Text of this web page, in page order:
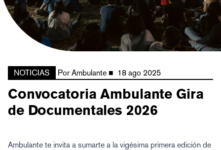
NOTICIAS Por Ambulante ■ 18 ago 2025
Convocatoria Ambulante Gira
de Documentales 2026
Ambulante te invita a sumarte a la vigésima primera edición de